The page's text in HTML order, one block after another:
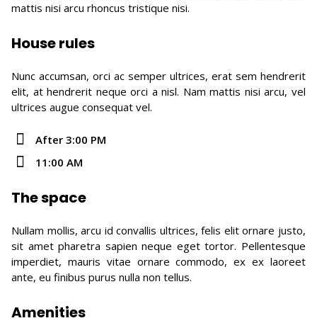
mattis nisi arcu rhoncus tristique nisi.
House rules
Nunc accumsan, orci ac semper ultrices, erat sem hendrerit
elit, at hendrerit neque orci a nisl. Nam mattis nisi arcu, vel
ultrices augue consequat vel.
After 3:00 PM
11:00 AM
The space
Nullam mollis, arcu id convallis ultrices, felis elit ornare justo,
sit amet pharetra sapien neque eget tortor. Pellentesque
imperdiet, mauris vitae ornare commodo, ex ex laoreet
ante, eu finibus purus nulla non tellus.
Amenities